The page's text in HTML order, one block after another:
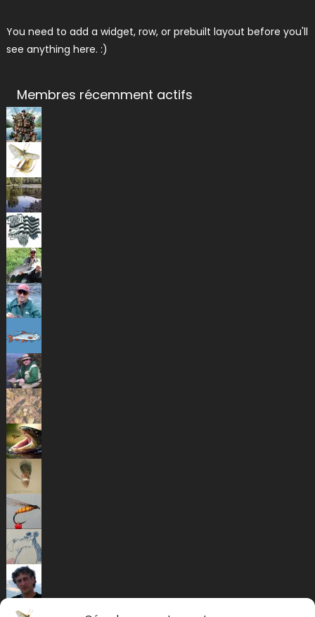
You need to add a widget, row, or prebuilt layout before you'll
see anything here. :)
Membres récemment actifs